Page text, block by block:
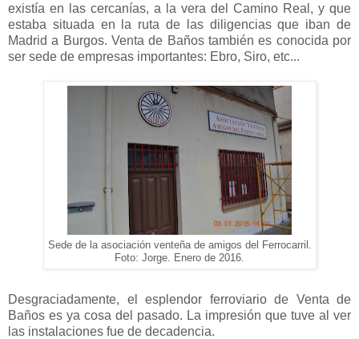
existía en las cercanías, a la vera del Camino Real, y que
estaba situada en la ruta de las diligencias que iban de
Madrid a Burgos. Venta de Baños también es conocida por
ser sede de empresas importantes: Ebro, Siro, etc...
Sede de la asociación venteña de amigos del Ferrocarril.
Foto: Jorge. Enero de 2016.
Desgraciadamente, el esplendor ferroviario de Venta de
Baños es ya cosa del pasado. La impresión que tuve al ver
las instalaciones fue de decadencia.